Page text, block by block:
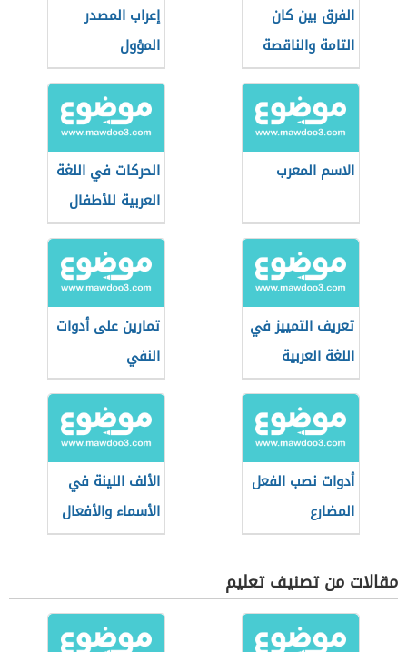
الفرق بين كان
التامة والناقصة
إعراب المصدر
المؤول
الاسم المعرب
الحركات في اللغة
العربية للأطفال
تعريف التمييز في
اللغة العربية
تمارين على أدوات
النفي
أدوات نصب الفعل
المضارع
الألف اللينة في
الأسماء والأفعال
مقالات من تصنيف تعليم